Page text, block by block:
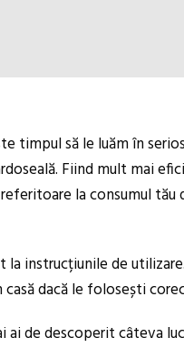
timpul să le luăm în
Fiind mult mai
la consumul tău
instrucțiunile de
dacă le folosești
de descoperit câteva